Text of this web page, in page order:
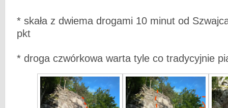
* skała z dwiema drogami 10 minut od
pkt
* droga czwórkowa warta tyle co tradycyjnie